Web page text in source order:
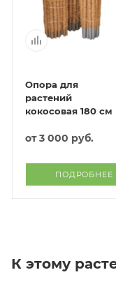
Опора для
растений
кокосовая 180 см
от3 000 руб.
ПОДРОБНЕЕ
К этому